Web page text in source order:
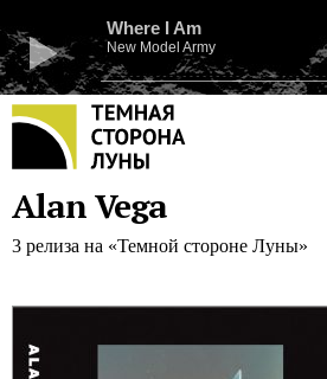
Where I Am
New Model Army
Alan Vega
3 релиза на «Темной стороне Луны»